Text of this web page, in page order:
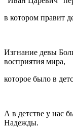
в котором правит
Изгнание девы
восприятия мира,
которое было в
А в детстве у нас
Надежды.